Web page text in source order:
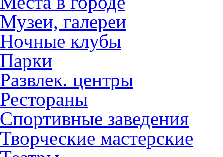
Музеи, галереи
Ночные клубы
Парки
Развлек. центры
Рестораны
Спортивные заведения
Творческие мастерские